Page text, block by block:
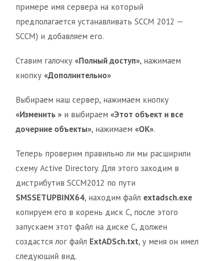
примере имя сервера на который
предполагается устанавливать SCCM 2012 —
SCCM) и добавляем его.
Ставим галочку «Полный доступ», нажимаем
кнопку «Дополнительно»
Выбираем наш сервер, нажимаем кнопку
«Изменить » и выбираем «Этот объект и все
дочерние объекты», нажимаем «ОК».
Теперь проверим правильно ли мы расширили
схему Active Directory. Для этого заходим в
дистрибутив SCCM2012 по пути
SMSSETUPBINX64, находим файл extadsch.exe
копируем его в корень диск С, после этого
запускаем этот файл на диске С, должен
создастся лог файл ExtADSch.txt, у меня он имел
следующий вид.